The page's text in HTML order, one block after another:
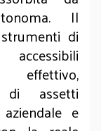
Il
di
effettivo,
di assetti
e